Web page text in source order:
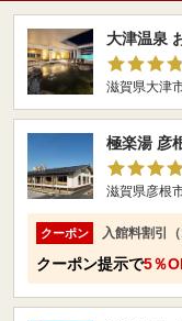
大津温泉
滋賀県大津
極楽湯 彦
滋賀県彦根
クーポン 入館料割引
クーポン提示で5％